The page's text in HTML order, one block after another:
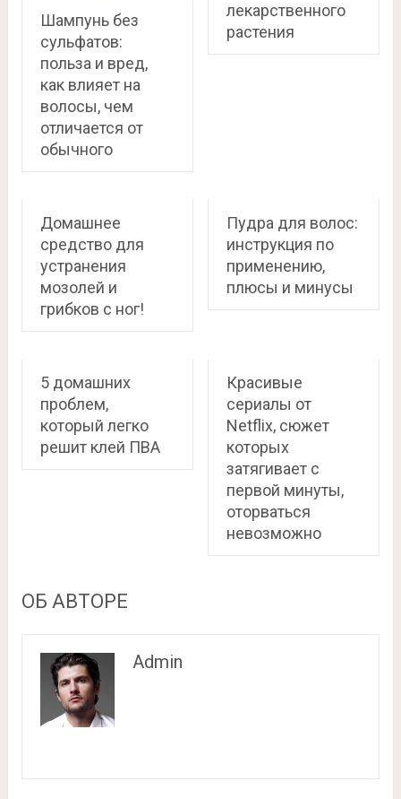
Шампунь без
сульфатов:
польза и вред,
как влияет на
волосы, чем
отличается от
обычного
лекарственного
растения
Домашнее
средство для
устранения
мозолей и
грибков с ног!
Пудра для волос:
инструкция по
применению,
плюсы и минусы
5 домашних
проблем,
который легко
решит клей ПВА
Красивые
сериалы от
Netflix, сюжет
которых
затягивает с
первой минуты,
оторваться
невозможно
ОБ АВТОРЕ
Admin